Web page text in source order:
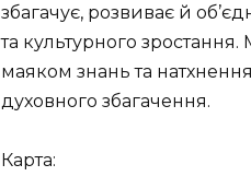
збагачує, розвиває й
та культурного зростання.
маяком знань та
духовного збагачення.
Карта: